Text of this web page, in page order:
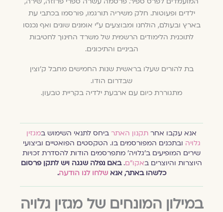
ילדים ופעוטות. חלק משיריה תורגמו, פורסמו בכתבי עת
בארץ ובעולם, הולחנו ומבוצעים ע"י אומנים שונים ואף נכנסו
לתוכנית הלימודים הרשמית של משרד החינוך לחטיבות
הביניים והתיכונים.
בת להורים שעלו בראשית שנות החמישים מחבל ק'וצין
שבדרום הודו.
מתגוררת כיום עם ארבעת ילדיה בקריית טבעון.
אנא עקבו אחרתקנון האתרביחס לתנאי השימוש ב מגזין
גלויהובתכנים המפורסמים בו. הטקסטים הפואטיים וביצועי
שירים המופיעים ב׳גלויה׳ מתפרסמים הודות להסדרת זכויות
היוצרות והיוצרים ב אקו״ם.באם נפלה שגגה ויש לתקן פרסום
כלשהו באתר, אנאשלחו לנו הודעה.
במילון המונחים של מגזין גלויה